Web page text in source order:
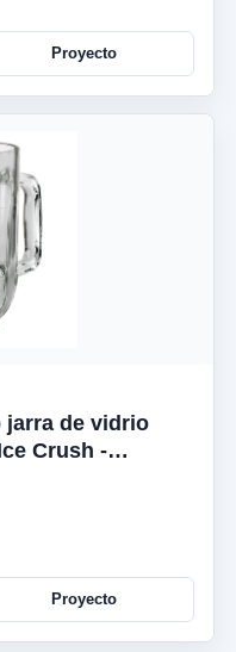
Proyecto
jarra de vidrio
Crush -
Proyecto